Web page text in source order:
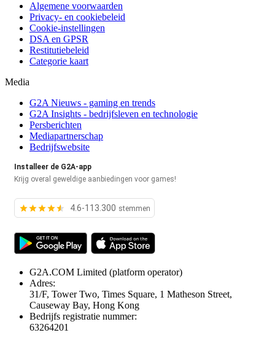
Algemene voorwaarden
Privacy- en cookiebeleid
Cookie-instellingen
DSA en GPSR
Restitutiebeleid
Categorie kaart
Media
G2A Nieuws - gaming en trends
G2A Insights - bedrijfsleven en technologie
Persberichten
Mediapartnerschap
Bedrijfswebsite
Installeer de G2A-app
Krijg overal geweldige aanbiedingen voor games!
4.6-113.300 stemmen
G2A.COM Limited (platform operator)
Adres:
31/F, Tower Two, Times Square, 1 Matheson Street,
Causeway Bay, Hong Kong
Bedrijfs registratie nummer:
63264201